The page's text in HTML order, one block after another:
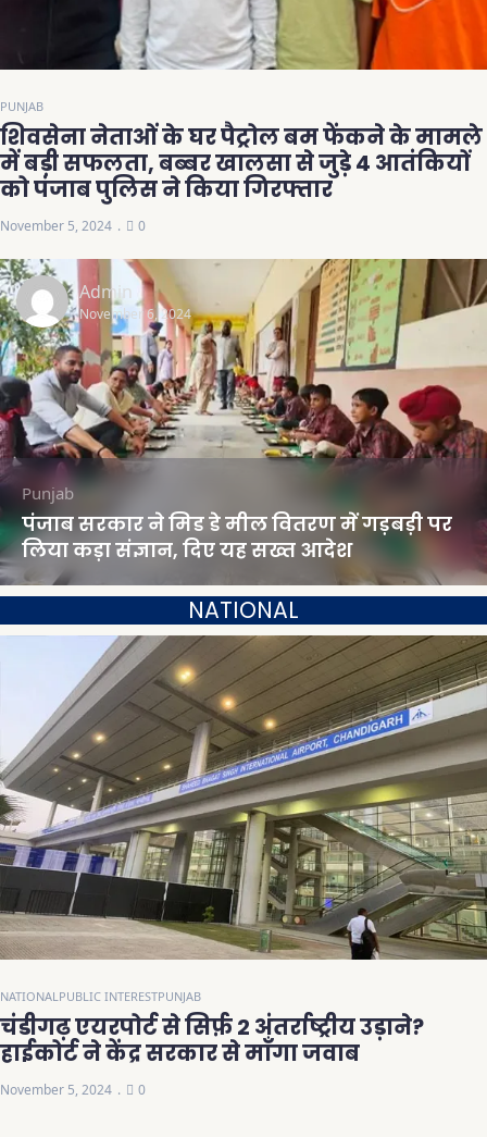
PUNJAB
शिवसेना नेताओं के घर पैट्रोल बम फेंकने के मामले
में बड़ी सफलता, बब्बर खालसा से जुड़े 4 आतंकियों
को पंजाब पुलिस ने किया गिरफ्तार
November 5, 2024 0
Admin
November 6, 2024
Punjab
पंजाब सरकार ने मिड डे मील वितरण में गड़बड़ी पर
लिया कड़ा संज्ञान, दिए यह सख्त आदेश
NATIONAL
NATIONALPUBLIC INTERESTPUNJAB
चंडीगढ़ एयरपोर्ट से सिर्फ़ 2 अंतर्राष्ट्रीय उड़ाने?
हाईकोर्ट ने केंद्र सरकार से माँगा जवाब
November 5, 2024 0